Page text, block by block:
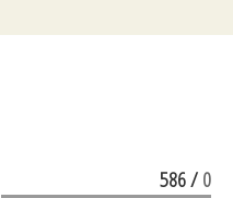
586/0